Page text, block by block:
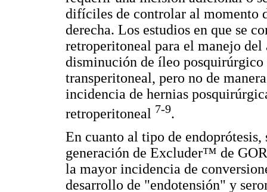
difíciles de controlar al momento
derecha. Los estudios en que se
retroperitoneal para el manejo
disminución de íleo
transperitoneal, pero no de
incidencia de hernias
retroperitoneal 7-9.
En cuanto al tipo de
generación de Excluder™ de
la mayor incidencia de
desarrollo de "endotensión" y